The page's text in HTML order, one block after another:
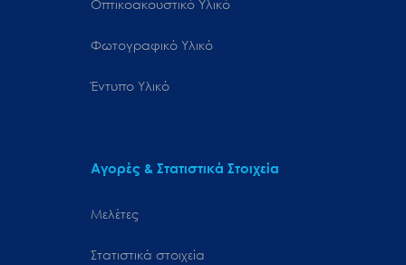
Οπτικοακουστικό Υλικό
Φωτογραφικό Υλικό
Έντυπο Υλικό
Αγορές & Στατιστικά Στοιχεία
Μελέτες
Στατιστικά στοιχεία